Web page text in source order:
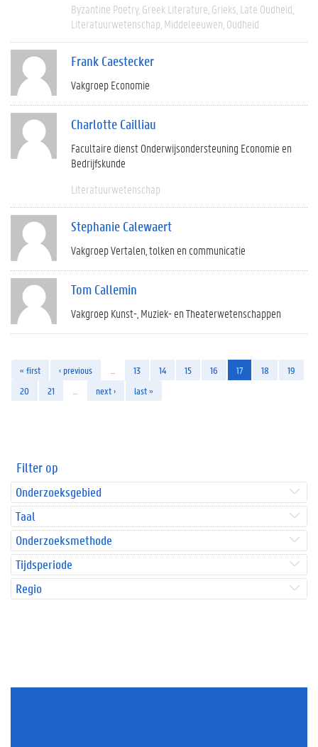
Byzantine Poetry Greek Literature Grieks Late Oudheid
Literatuurwetenschap Middeleeuwen Oudheid
Frank Caestecker
Vakgroep Economie
Charlotte Cailliau
Facultaire dienst Onderwijsondersteuning Economie en
Bedrijfskunde
Literatuurwetenschap
Stephanie Calewaert
Vakgroep Vertalen, tolken en communicatie
Tom Callemin
Vakgroep Kunst-, Muziek- en Theaterwetenschappen
« first ‹ previous 13 14 15 16 17 18
19
20
21 next › last »
Filter op
Onderzoeksgebied
Taal
Onderzoeksmethode
Tijdsperiode
Regio